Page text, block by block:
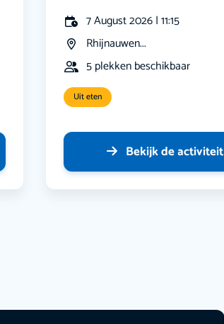
7 August 2026 | 11:15
Rhijnauwen...
5 plekken beschikbaar
Uit eten
Bekijk de activiteit